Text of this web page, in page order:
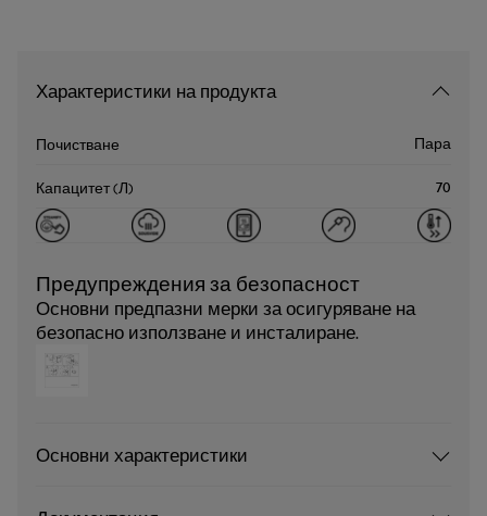
Характеристики на продукта
Почистване Пара
Капацитет (Л) 70
Предупреждения за безопасност
Основни предпазни мерки за осигуряване на
безопасно използване и инсталиране.
Основни характеристики